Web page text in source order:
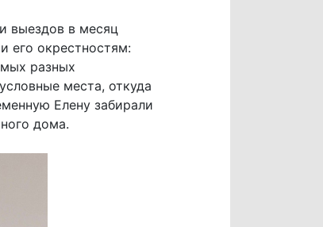
выездов в месяц
его окрестностям:
разных
места, откуда
Елену забирали
дома.